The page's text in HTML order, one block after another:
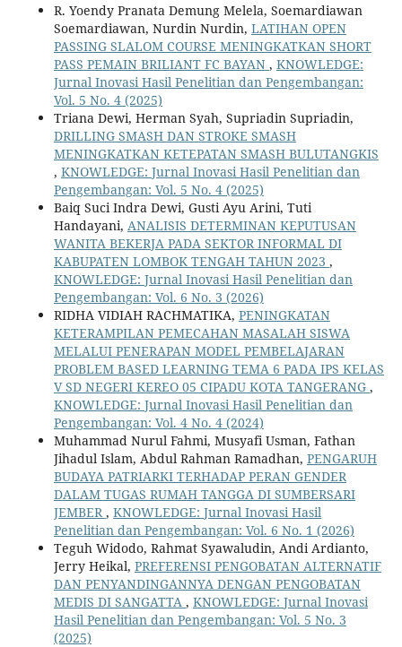
R. Yoendy Pranata Demung Melela, Soemardiawan
Soemardiawan, Nurdin Nurdin, LATIHAN OPEN
PASSING SLALOM COURSE MENINGKATKAN SHORT
PASS PEMAIN BRILIANT FC BAYAN , KNOWLEDGE:
Jurnal Inovasi Hasil Penelitian dan Pengembangan:
Vol. 5 No. 4 (2025)
Triana Dewi, Herman Syah, Supriadin Supriadin,
DRILLING SMASH DAN STROKE SMASH
MENINGKATKAN KETEPATAN SMASH BULUTANGKIS
, KNOWLEDGE: Jurnal Inovasi Hasil Penelitian dan
Pengembangan: Vol. 5 No. 4 (2025)
Baiq Suci Indra Dewi, Gusti Ayu Arini, Tuti
Handayani, ANALISIS DETERMINAN KEPUTUSAN
WANITA BEKERJA PADA SEKTOR INFORMAL DI
KABUPATEN LOMBOK TENGAH TAHUN 2023 ,
KNOWLEDGE: Jurnal Inovasi Hasil Penelitian dan
Pengembangan: Vol. 6 No. 3 (2026)
RIDHA VIDIAH RACHMATIKA, PENINGKATAN
KETERAMPILAN PEMECAHAN MASALAH SISWA
MELALUI PENERAPAN MODEL PEMBELAJARAN
PROBLEM BASED LEARNING TEMA 6 PADA IPS KELAS
V SD NEGERI KEREO 05 CIPADU KOTA TANGERANG ,
KNOWLEDGE: Jurnal Inovasi Hasil Penelitian dan
Pengembangan: Vol. 4 No. 4 (2024)
Muhammad Nurul Fahmi, Musyafi Usman, Fathan
Jihadul Islam, Abdul Rahman Ramadhan, PENGARUH
BUDAYA PATRIARKI TERHADAP PERAN GENDER
DALAM TUGAS RUMAH TANGGA DI SUMBERSARI
JEMBER , KNOWLEDGE: Jurnal Inovasi Hasil
Penelitian dan Pengembangan: Vol. 6 No. 1 (2026)
Teguh Widodo, Rahmat Syawaludin, Andi Ardianto,
Jerry Heikal, PREFERENSI PENGOBATAN ALTERNATIF
DAN PENYANDINGANNYA DENGAN PENGOBATAN
MEDIS DI SANGATTA , KNOWLEDGE: Jurnal Inovasi
Hasil Penelitian dan Pengembangan: Vol. 5 No. 3
(2025)